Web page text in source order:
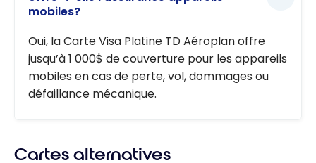
mobiles?
Oui, la Carte Visa Platine TD Aéroplan offre
jusqu’à 1 000$ de couverture pour les appareils
mobiles en cas de perte, vol, dommages ou
défaillance mécanique.
Cartes alternatives